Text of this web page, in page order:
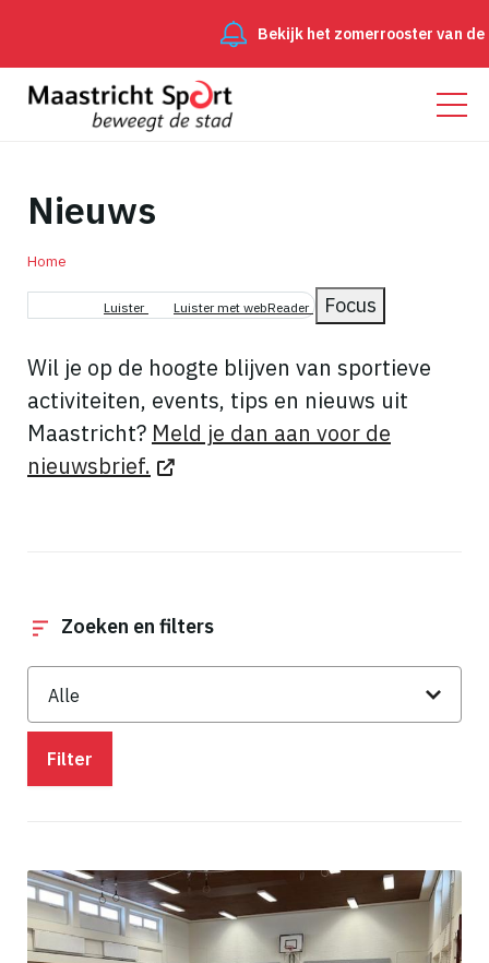
Bekijk het zomerrooster van de
Nieuws
Kruimelpad
Home
Luister Luister met webReader Focus
Wil je op de hoogte blijven van sportieve
activiteiten, events, tips en nieuws uit
Maastricht? Meld je dan aan voor de
nieuwsbrief.
Zoeken en filters